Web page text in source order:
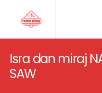
Isra dan miraj
SAW